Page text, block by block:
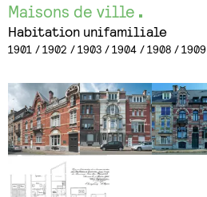
Maisons de ville
Habitation unifamiliale
1901 1902 1903 1904 1908 1909